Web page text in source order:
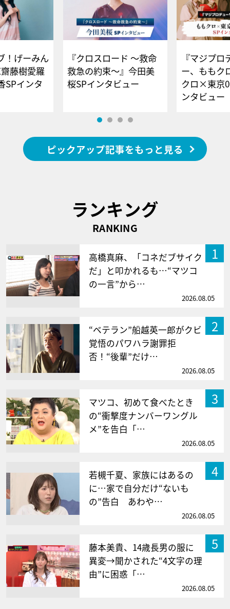
！げーみん
藤樹愛羅
SPインタ
『クロスロード ～救命
救急の約束～』今田美
桜SPインタビュー
『マジプロ
ー、ももク
クロ×東京
ンタビュー
ピックアップ記事をもっと見る
ランキング
RANKING
1
高橋真麻、「コネだブサイク
だ」と叩かれるも…“マツコ
の一言”から…
2026.08.05
2
“ベテラン”船越英一郎がクビ
覚悟のパワハラ謝罪拒
否！“後輩”だけ…
2026.08.05
3
マツコ、初めて食べたとき
の“衝撃度ナンバーワングル
メ”を告白「…
2026.08.05
4
若槻千夏、家族にはあるの
に…家で自分だけ“ないも
の”告白 あわや…
2026.08.05
5
藤本美貴、14歳長男の服に
異変→聞かされた“4文字の理
由”に困惑「…
2026.08.05